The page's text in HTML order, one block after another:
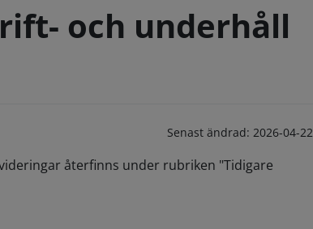
och underhåll
Senast ändrad: 2026-04-22
återfinns under rubriken "Tidigare